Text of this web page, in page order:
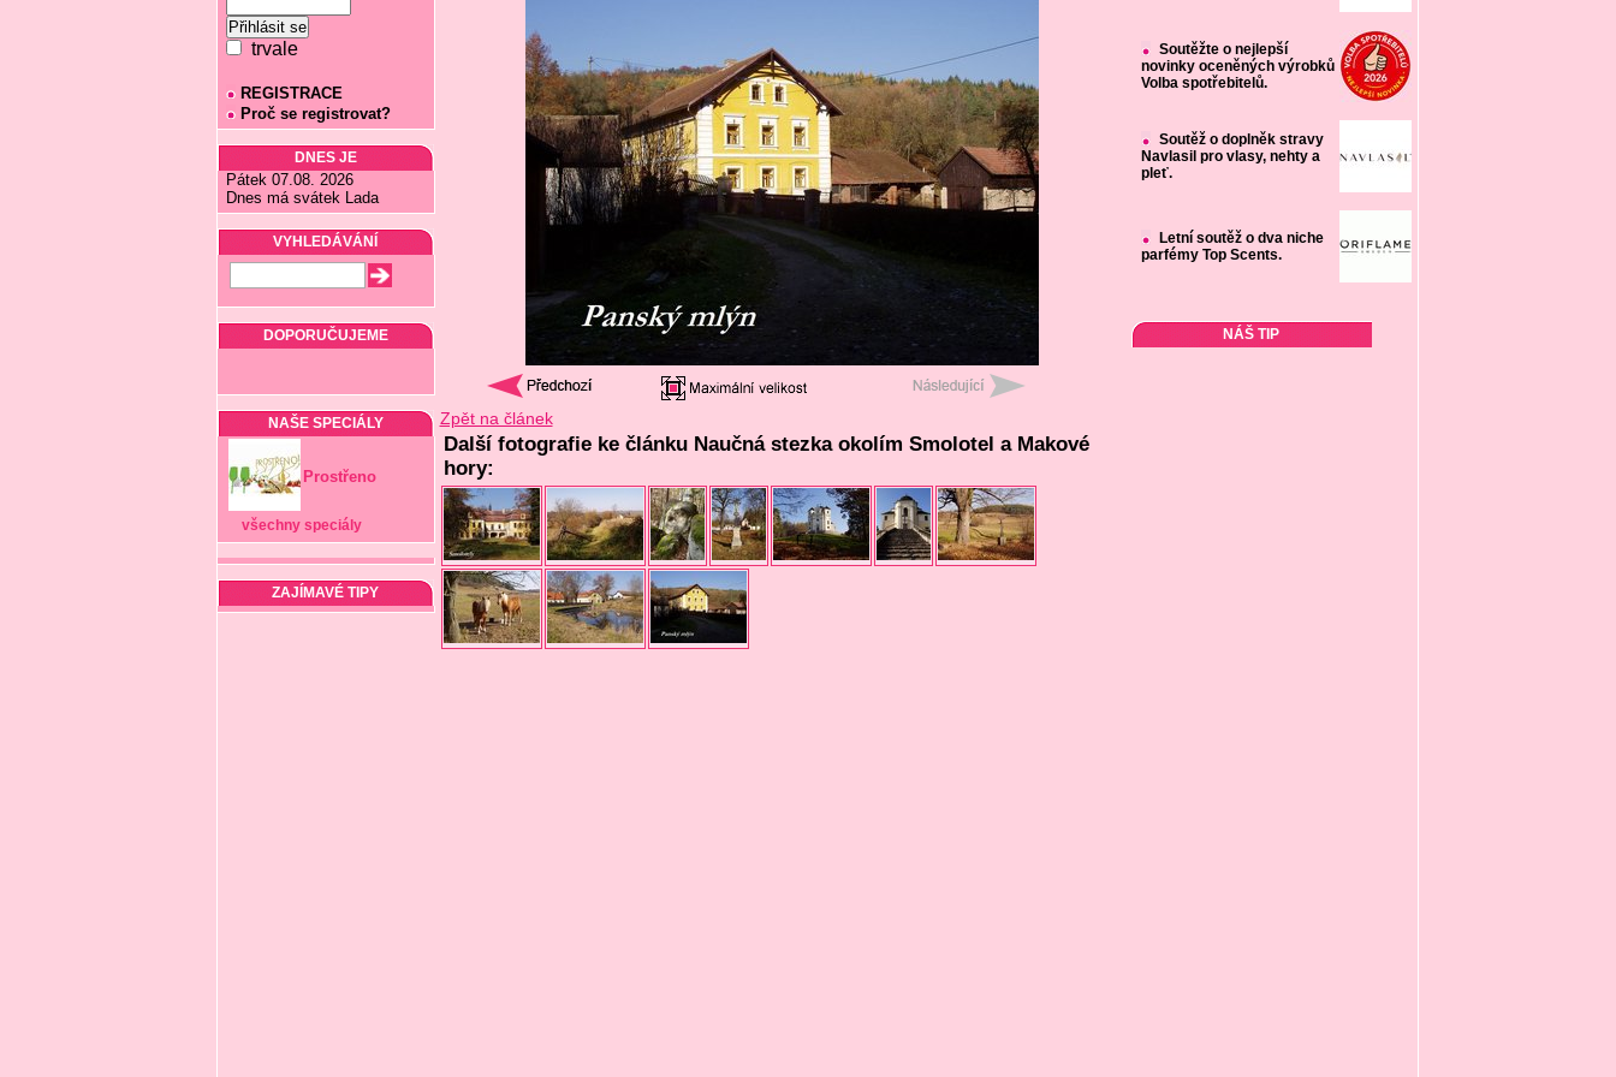
trvale
REGISTRACE
Proč se registrovat?
DNES JE
Pátek 07.08. 2026
Dnes má svátek Lada
VYHLEDÁVÁNÍ
DOPORUČUJEME
NAŠE SPECIÁLY
Prostřeno
všechny speciály
ZAJÍMAVÉ TIPY
Zpět na článek
Další fotografie ke článku Naučná stezka okolím Smolotel a Makové
hory:
Soutěžte o nejlepší
novinky oceněných výrobků
Volba spotřebitelů.
Soutěž o doplněk stravy
Navlasil pro vlasy, nehty a
pleť.
Letní soutěž o dva niche
parfémy Top Scents.
NÁŠ TIP